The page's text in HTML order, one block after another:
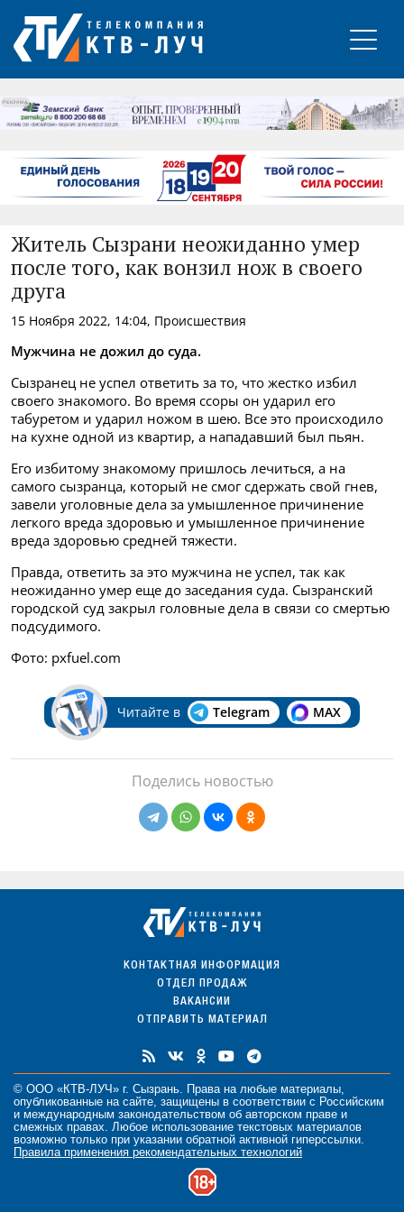
РЕКЛАМА
Житель Сызрани неожиданно умер
после того, как вонзил нож в своего
друга
15 Ноября 2022, 14:04, Происшествия
Мужчина не дожил до суда.
Сызранец не успел ответить за то, что жестко избил
своего знакомого. Во время ссоры он ударил его
табуретом и ударил ножом в шею. Все это происходило
на кухне одной из квартир, а нападавший был пьян.
Его избитому знакомому пришлось лечиться, а на
самого сызранца, который не смог сдержать свой гнев,
завели уголовные дела за умышленное причинение
легкого вреда здоровью и умышленное причинение
вреда здоровью средней тяжести.
Правда, ответить за это мужчина не успел, так как
неожиданно умер еще до заседания суда. Сызранский
городской суд закрыл головные дела в связи со смертью
подсудимого.
Фото: pxfuel.com
Читайте в Telegram MAX
Поделись новостью
КОНТАКТНАЯ ИНФОРМАЦИЯ
ОТДЕЛ ПРОДАЖ
ВАКАНСИИ
ОТПРАВИТЬ МАТЕРИАЛ
© ООО «КТВ-ЛУЧ» г. Сызрань. Права на любые материалы
опубликованные на сайте, защищены в соответствии с Российским
и международным законодательством об авторском праве и
смежных правах. Любое использование текстовых материалов
возможно только при указании обратной активной гиперссылки.
Правила применения рекомендательных технологий